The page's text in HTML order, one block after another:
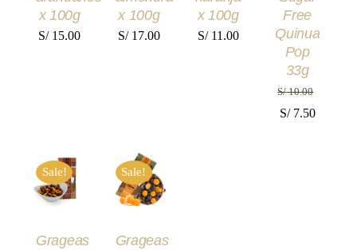
x 100g
S/15.00
x 100g
S/17.00
x 100g
S/11.00
Free
Quinua
Pop
33g
S/10.00
El
S/7.50El
Sale!
AL
CARRITO
/
Grageas
Sale!
AL
CARRITO
/
Grageas